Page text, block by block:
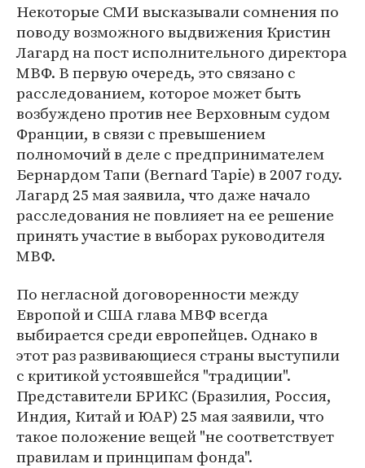
Некоторые СМИ высказывали сомнения по
поводу возможного выдвижения Кристин
Лагард на пост исполнительного директора
МВФ. В первую очередь, это связано с
расследованием, которое может быть
возбуждено против нее Верховным судом
Франции, в связи с превышением
полномочий в деле с предпринимателем
Бернардом Тапи (Bernard Tapie) в 2007 году.
Лагард 25 мая заявила, что даже начало
расследования не повлияет на ее решение
принять участие в выборах руководителя
МВФ.
По негласной договоренности между
Европой и США глава МВФ всегда
выбирается среди европейцев. Однако в
этот раз развивающиеся страны выступили
с критикой устоявшейся "традиции".
Представители БРИКС (Бразилия, Россия,
Индия, Китай и ЮАР) 25 мая заявили, что
такое положение вещей "не соответствует
правилам и принципам фонда".